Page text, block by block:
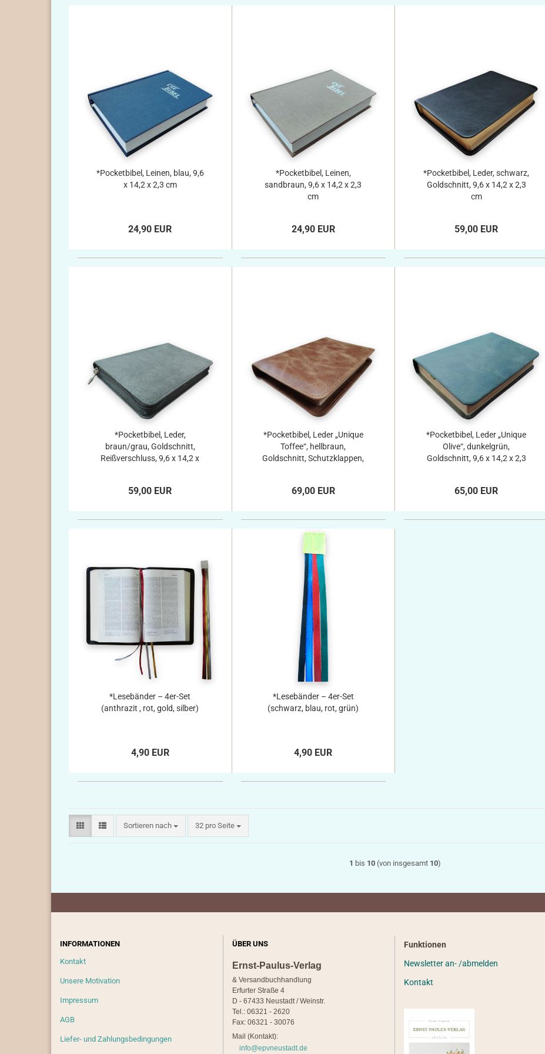
*Pocketbibel, Leinen, blau, 9,6
x 14,2 x 2,3 cm
24,90 EUR
*Pocketbibel, Leinen,
sandbraun, 9,6 x 14,2 x 2,3
cm
24,90 EUR
*Pocketbibel, Leder, schwarz,
Goldschnitt, 9,6 x 14,2 x 2,3
cm
59,00 EUR
*Pocketbibel, Leder,
braun/grau, Goldschnitt,
Reißverschluss, 9,6 x 14,2 x
59,00 EUR
*Pocketbibel, Leder „Unique
Toffee“, hellbraun,
Goldschnitt, Schutzklappen,
69,00 EUR
*Pocketbibel, Leder „Unique
Olive“, dunkelgrün,
Goldschnitt, 9,6 x 14,2 x 2,3
65,00 EUR
*Lesebänder – 4er-Set
(anthrazit , rot, gold, silber)
4,90 EUR
*Lesebänder – 4er-Set
(schwarz, blau, rot, grün)
4,90 EUR
Sortieren nach
Sortieren nach 32 pro Seite
pro Seite
1 bis 10 (von insgesamt 10)
INFORMATIONEN
Kontakt
Unsere Motivation
Impressum
AGB
Liefer- und Zahlungsbedingungen
ÜBER UNS
Ernst-Paulus-Verlag
& Versandbuchhandlung
Erfurter Straße 4
D - 67433 Neustadt / Weinstr.
Tel.: 06321 - 2620
Fax: 06321 - 30076
Mail (Kontakt):
info@epvneustadt.de
Funktionen
Newsletter an- /abmelden
Kontakt